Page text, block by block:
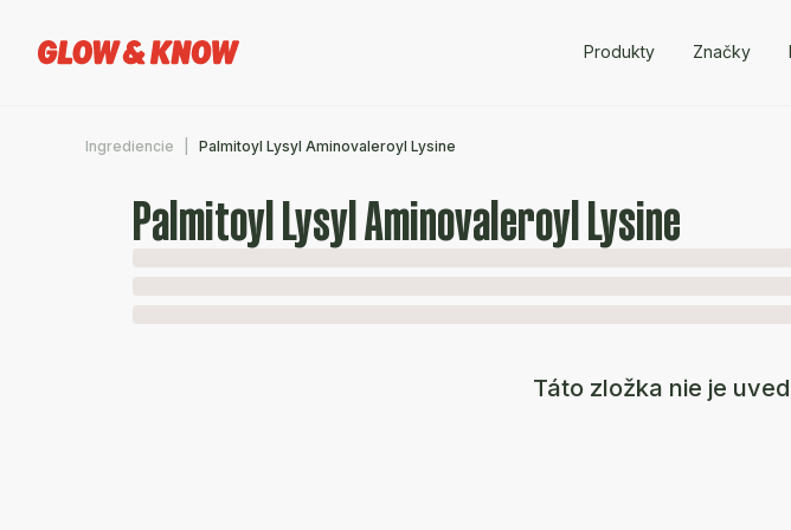
Produkty Značky
Ingrediencie Palmitoyl Lysyl Aminovaleroyl Lysine
Palmitoyl Lysyl Aminovaleroyl Lysine
Táto zložka nie je